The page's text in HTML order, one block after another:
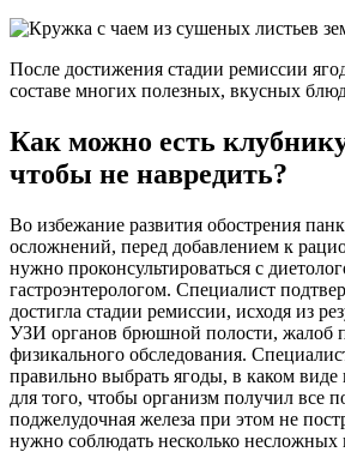
После достижения стадии ремиссии
составе многих полезных, вкусных
Как можно есть
чтобы не навредить?
Во избежание развития обострения
осложнений, перед добавлением к
нужно проконсультироваться с
гастроэнтерологом. Специалист
достигла стадии ремиссии, исходя из
УЗИ органов брюшной полости, жалоб
физикального обследования.
правильно выбрать ягоды, в каком виде
для того, чтобы организм получил все
поджелудочная железа при этом не
нужно соблюдать несколько несложных